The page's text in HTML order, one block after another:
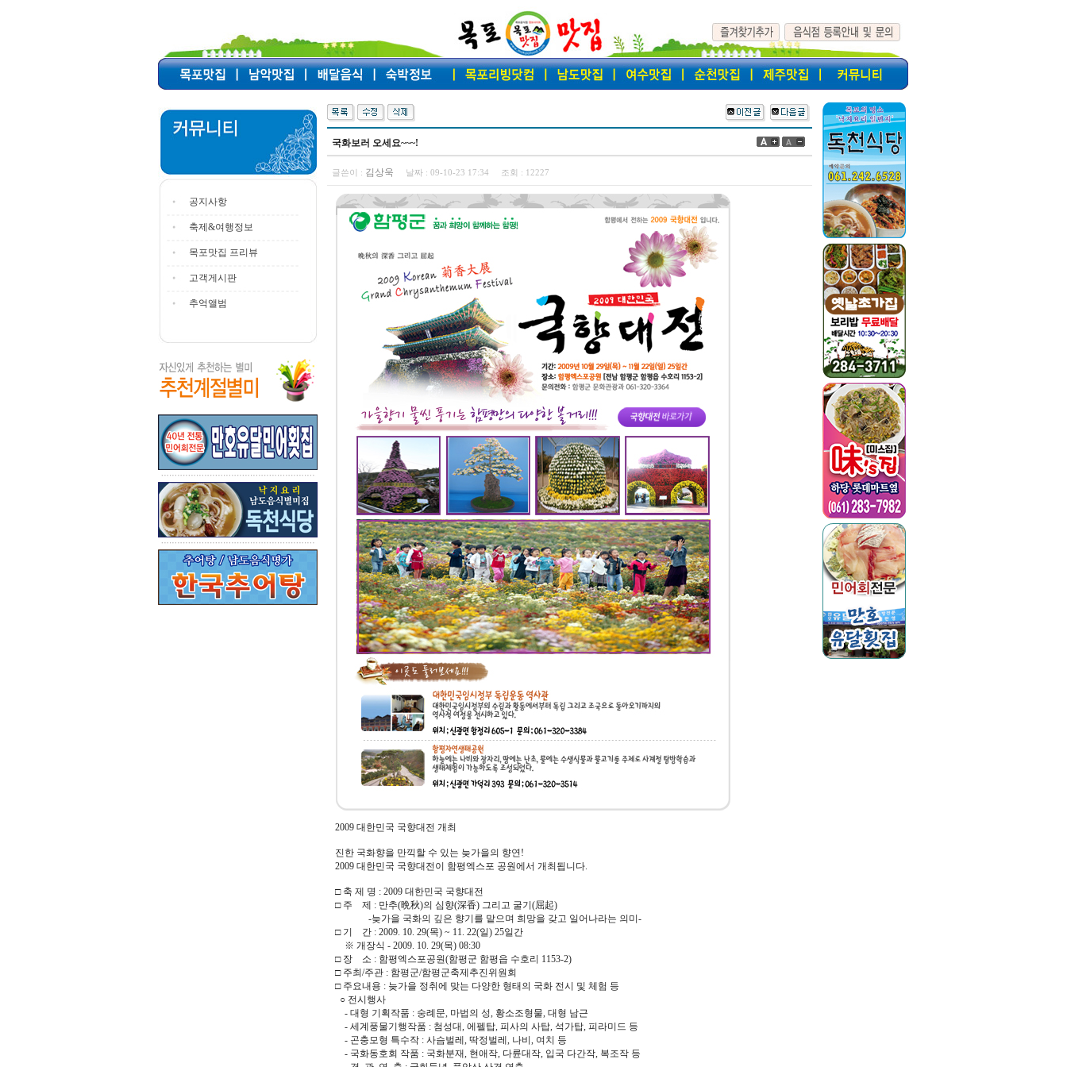
공지사항
축제&여행정보
목포맛집 프리뷰
고객게시판
추억앨범
국화보러 오세요~~~!
글쓴이 : 김상욱 날짜 : 09-10-23 17:34 조회 : 12227
2009 대한민국 국향대전 개최
진한 국화향을 만끽할 수 있는 늦가을의 향연!
2009 대한민국 국향대전이 함평엑스포 공원에서 개최됩니다.
□ 축 제 명 : 2009 대한민국 국향대전
□ 주 제 : 만추(晩秋)의 심향(深香) 그리고 굴기(屈起)
-늦가을 국화의 깊은 향기를 맡으며 희망을 갖고 일어나라는 의미-
□ 기 간 : 2009. 10. 29(목) ~ 11. 22(일) 25일간
※ 개장식 - 2009. 10. 29(목) 08:30
□ 장 소 : 함평엑스포공원(함평군 함평읍 수호리 1153-2)
□ 주최/주관 : 함평군/함평군축제추진위원회
□ 주요내용 : 늦가을 정취에 맞는 다양한 형태의 국화 전시 및 체험 등
○ 전시행사
- 대형 기획작품 : 숭례문, 마법의 성, 황소조형물, 대형 남근
- 세계풍물기행작품 : 첨성대, 에펠탑, 피사의 사탑, 석가탑, 피라미드 등
- 곤충모형 특수작 : 사슴벌레, 딱정벌레, 나비, 여치 등
- 국화동호회 작품 : 국화분재, 현애작, 다륜대작, 입국 다간작, 복조작 등